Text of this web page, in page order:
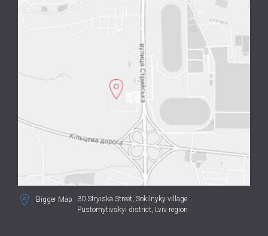
Bigger Map 30 Stryiska Street, Sokilnyky village
Pustomytivskyi district, Lviv region